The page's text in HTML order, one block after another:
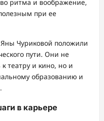
ритма и воображение,
при ее
Чуриковой положили
пути. Они не
театру и кино, но и
образованию и
в карьере